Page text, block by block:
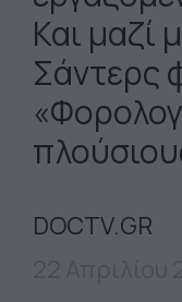
Και μαζί
Σάντερς
DOCTV.GR